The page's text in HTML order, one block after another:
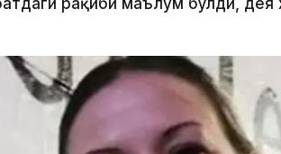
рақиби маълум бўлди,